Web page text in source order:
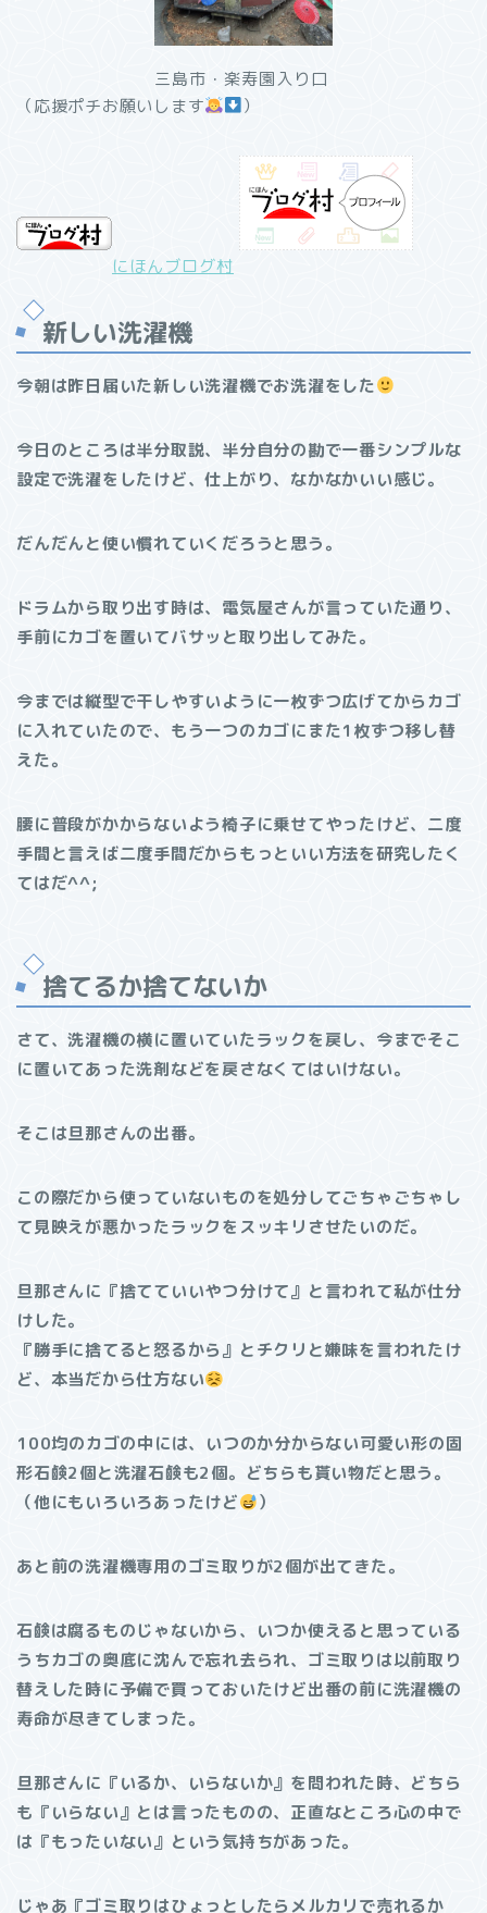
三島市・楽寿園入り口
（応援ポチお願いします
）
にほんブログ村
新しい洗濯機
今朝は昨日届いた新しい洗濯機でお洗濯をした
今日のところは半分取説、半分自分の勘で一番シンプルな
設定で洗濯をしたけど、仕上がり、なかなかいい感じ。
だんだんと使い慣れていくだろうと思う。
ドラムから取り出す時は、電気屋さんが言っていた通り、
手前にカゴを置いてバサッと取り出してみた。
今までは縦型で干しやすいように一枚ずつ広げてからカゴ
に入れていたので、もう一つのカゴにまた1枚ずつ移し替
えた。
腰に普段がかからないよう椅子に乗せてやったけど、二度
手間と言えば二度手間だからもっといい方法を研究したく
てはだ^^;
捨てるか捨てないか
さて、洗濯機の横に置いていたラックを戻し、今までそこ
に置いてあった洗剤などを戻さなくてはいけない。
そこは旦那さんの出番。
この際だから使っていないものを処分してごちゃごちゃし
て見映えが悪かったラックをスッキリさせたいのだ。
旦那さんに『捨てていいやつ分けて』と言われて私が仕分
けした。
『勝手に捨てると怒るから』とチクリと嫌味を言われたけ
ど、本当だから仕方ない
100均のカゴの中には、いつのか分からない可愛い形の固
形石鹸2個と洗濯石鹸も2個。どちらも貰い物だと思う。
（他にもいろいろあったけど
）
あと前の洗濯機専用のゴミ取りが2個が出てきた。
石鹸は腐るものじゃないから、いつか使えると思っている
うちカゴの奥底に沈んで忘れ去られ、ゴミ取りは以前取り
替えした時に予備で買っておいたけど出番の前に洗濯機の
寿命が尽きてしまった。
旦那さんに『いるか、いらないか』を問われた時、どちら
も『いらない』とは言ったものの、正直なところ心の中で
は『もったいない』という気持ちがあった。
じゃあ『ゴミ取りはひょっとしたらメルカリで売れるか